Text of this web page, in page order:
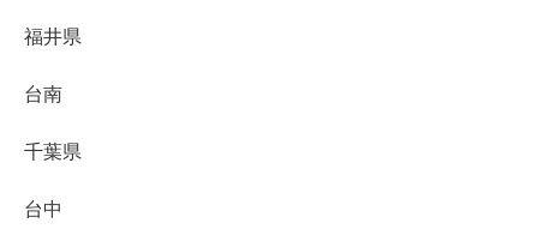
福井県
台南
千葉県
台中